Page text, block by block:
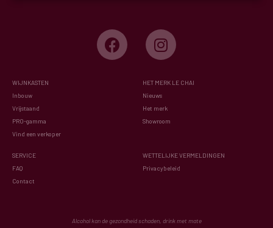
WIJNKASTEN
Inbouw
Vrijstaand
PRO-gamma
Vind een verkoper
HET MERK LE CHAI
Nieuws
Het merk
Showroom
SERVICE
FAQ
Contact
WETTELIJKE VERMELDINGEN
Privacybeleid
Alcohol kan de gezondheid schaden, drink met mate